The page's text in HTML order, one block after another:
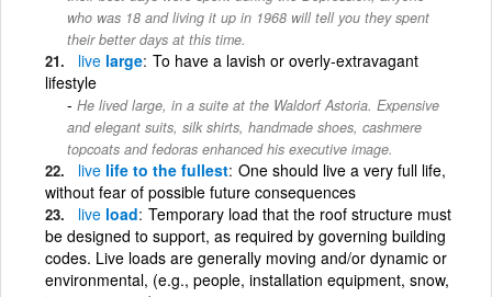
who was 18 and living it up in 1968 will tell you they spent
their better days at this time.
live large To have a lavish or overly-extravagant
lifestyle
He lived large, in a suite at the Waldorf Astoria. Expensive
and elegant suits, silk shirts, handmade shoes, cashmere
topcoats and fedoras enhanced his executive image.
live life to the fullest One should live a very full life,
without fear of possible future consequences
live load Temporary load that the roof structure must
be designed to support, as required by governing building
codes. Live loads are generally moving and/or dynamic or
environmental, (e.g., people, installation equipment, snow,